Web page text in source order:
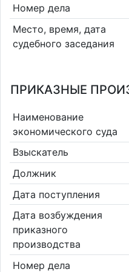
Номер дела
Место, время, дата
судебного заседания
ПРИКАЗНЫЕ
Наименование
экономического суда
Взыскатель
Должник
Дата поступления
Дата возбуждения
приказного
производства
Номер дела